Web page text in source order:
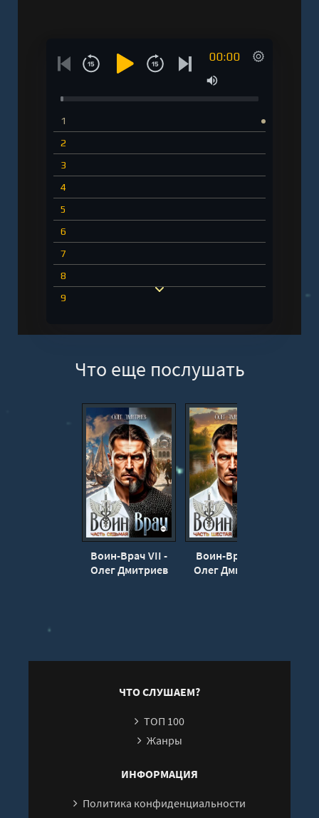
00:00
1
2
3
4
5
6
7
8
9
Что еще послушать
Воин-Врач VII -
Олег Дмитриев
Воин-Врач VI -
Олег Дмитриев
ЧТО СЛУШАЕМ?
ТОП 100
Жанры
ИНФОРМАЦИЯ
Политика конфиденциальности